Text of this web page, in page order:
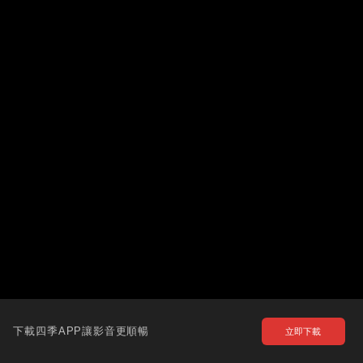
下載四季APP讓影音更順暢 立即下載